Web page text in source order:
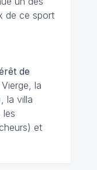
de ce sport
de
la
la villa
les
et